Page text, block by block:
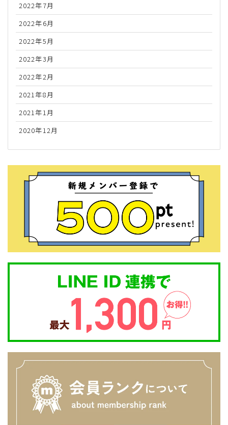
2022年7月
2022年6月
2022年5月
2022年3月
2022年2月
2021年8月
2021年1月
2020年12月